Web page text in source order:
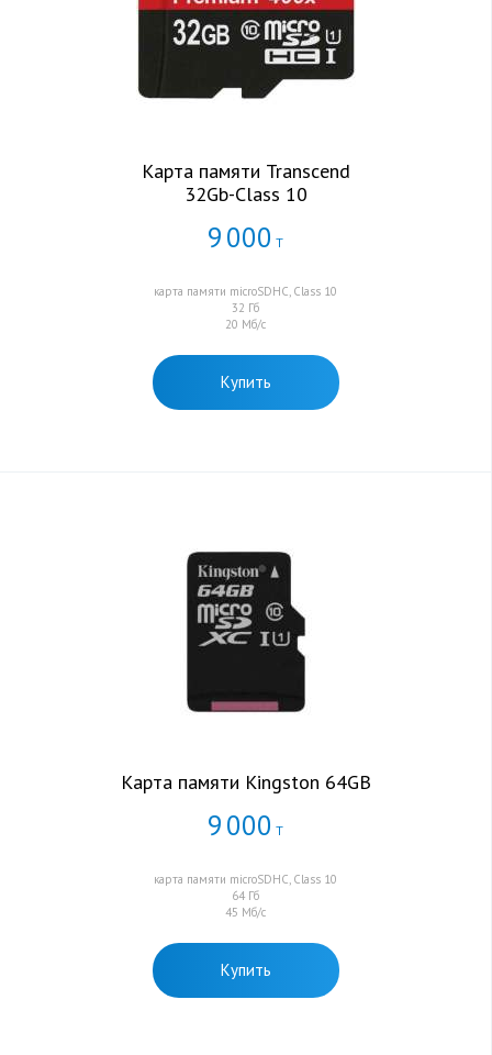
Карта памяти Transcend
32Gb-Class 10
9000 Т
карта памяти microSDHC, Class 10
32 Гб
20 Мб/с
Купить
Карта памяти Kingston 64GB
9000 Т
карта памяти microSDHC, Class 10
64 Гб
45 Мб/с
Купить